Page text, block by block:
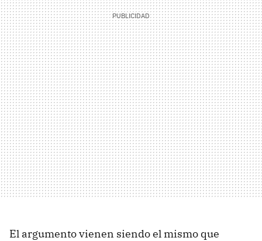
El argumento vienen siendo el mismo que